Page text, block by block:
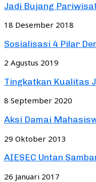
Jadi Bujang
18 Desember 2018
Sosialisasi 4 Pilar
2 Agustus 2019
Tingkatkan Kualitas
8 September 2020
Aksi Damai
29 Oktober 2013
AIESEC Untan
26 Januari 2017